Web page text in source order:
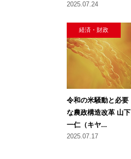
2025.07.24
経済・財政
令和の米騒動と必要
な農政構造改革 山下
一仁（キヤ...
2025.07.17